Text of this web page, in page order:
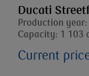
Ducati
Production
Capacity: 1 103
Current